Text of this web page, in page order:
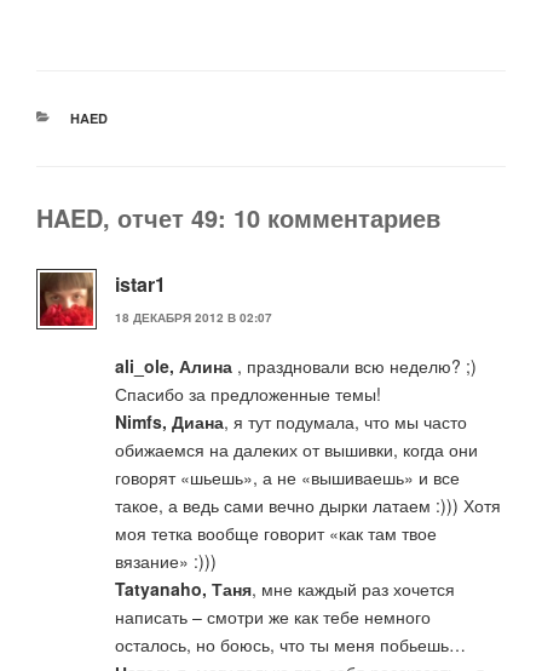
РУБРИКИ
HAED
HAED, отчет 49: 10 комментариев
istar1
18 ДЕКАБРЯ 2012 В 02:07
ali_ole, Алина , праздновали всю неделю? ;)
Спасибо за предложенные темы!
Nimfs, Диана, я тут подумала, что мы часто
обижаемся на далеких от вышивки, когда они
говорят «шьешь», а не «вышиваешь» и все
такое, а ведь сами вечно дырки латаем :))) Хотя
моя тетка вообще говорит «как там твое
вязание» :)))
Tatyanaho, Таня, мне каждый раз хочется
написать – смотри же как тебе немного
осталось, но боюсь, что ты меня побьешь…